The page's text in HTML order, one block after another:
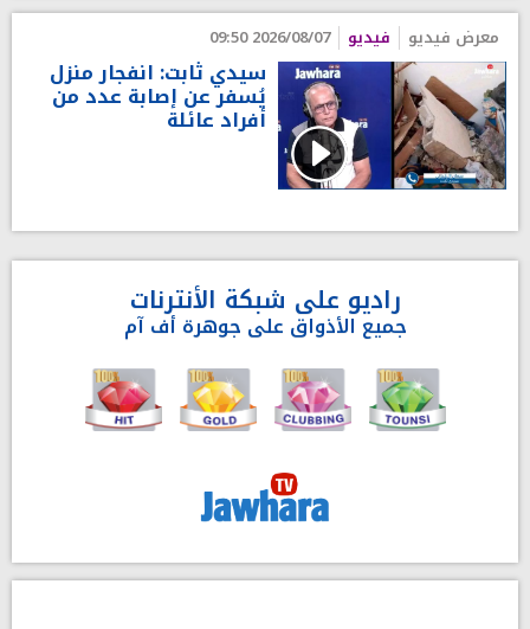
معرض فيديو فيديو 2026/08/07 09:50
سيدي ثابت: انفجار منزل
يُسفر عن إصابة عدد من
أفراد عائلة
راديو على شبكة الأنترنات
جميع الأذواق على جوهرة أف آم